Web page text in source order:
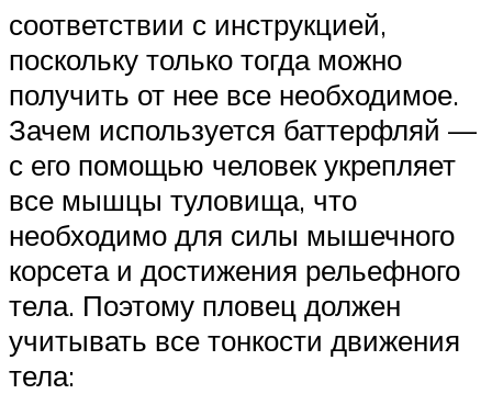
соответствии с инструкцией,
поскольку только тогда можно
получить от нее все необходимое.
Зачем используется баттерфляй —
с его помощью человек укрепляет
все мышцы туловища, что
необходимо для силы мышечного
корсета и достижения рельефного
тела. Поэтому пловец должен
учитывать все тонкости движения
тела: